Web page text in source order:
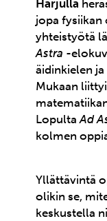
Harjulla
jopa fysiikan
yhteistyötä
Astra -
äidinkielen
Mukaan
LopultaAd
kolmen
Yllättävintä
olikin se,
keskustella